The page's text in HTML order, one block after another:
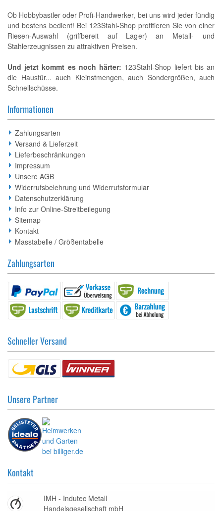
Ob Hobbybastler oder Profi-Handwerker, bei uns wird jeder fündig
und bestens bedient! Bei 123Stahl-Shop profitieren Sie von einer
Riesen-Auswahl (griffbereit auf Lager) an Metall- und
Stahlerzeugnissen zu attraktiven Preisen.
Und jetzt kommt es noch härter: 123Stahl-Shop liefert bis an
die Haustür... auch Kleinstmengen, auch Sondergrößen, auch
Schnellschüsse.
Informationen
Zahlungsarten
Versand & Lieferzeit
Lieferbeschränkungen
Impressum
Unsere AGB
Widerrufsbelehrung und Widerrufsformular
Datenschutzerklärung
Info zur Online-Streitbeilegung
Sitemap
Kontakt
Masstabelle / Größentabelle
Zahlungsarten
Schneller Versand
Unsere Partner
Kontakt
IMH - Indutec Metall
Handelsgesellschaft mbH